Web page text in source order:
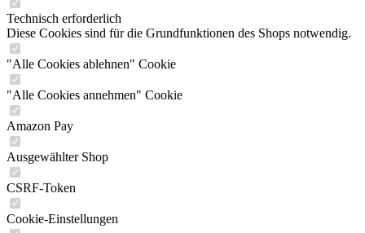
Technisch erforderlich
Diese Cookies sind für die Grundfunktionen des Shops notwendig.
"Alle Cookies ablehnen" Cookie
"Alle Cookies annehmen" Cookie
Amazon Pay
Ausgewählter Shop
CSRF-Token
Cookie-Einstellungen